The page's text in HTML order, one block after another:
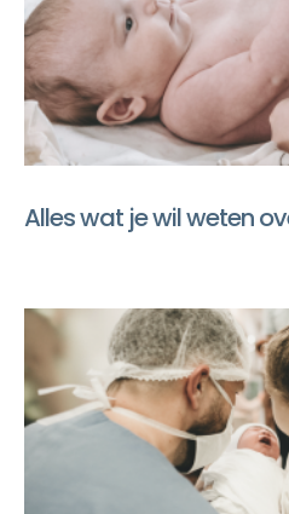
Alles wat je wil weten